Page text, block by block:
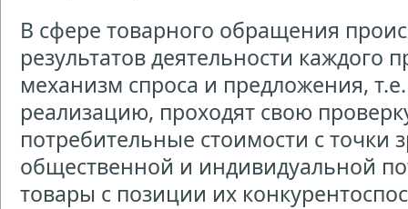
В сфере товарного обращения
результатов деятельности каждого
механизм спроса и предложения,
реализацию, проходят свою
потребительные стоимости с точки
общественной и индивидуальной
товары с позиции их